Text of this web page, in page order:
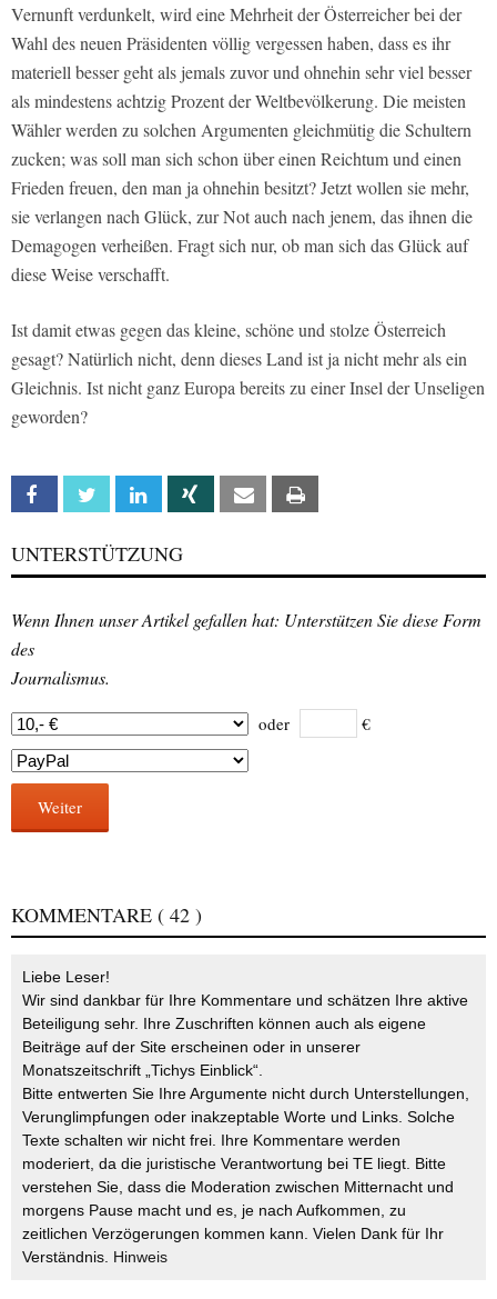
Vernunft verdunkelt, wird eine Mehrheit der Österreicher bei der
Wahl des neuen Präsidenten völlig vergessen haben, dass es ihr
materiell besser geht als jemals zuvor und ohnehin sehr viel besser
als mindestens achtzig Prozent der Weltbevölkerung. Die meisten
Wähler werden zu solchen Argumenten gleichmütig die Schultern
zucken; was soll man sich schon über einen Reichtum und einen
Frieden freuen, den man ja ohnehin besitzt? Jetzt wollen sie mehr,
sie verlangen nach Glück, zur Not auch nach jenem, das ihnen die
Demagogen verheißen. Fragt sich nur, ob man sich das Glück auf
diese Weise verschafft.
Ist damit etwas gegen das kleine, schöne und stolze Österreich
gesagt? Natürlich nicht, denn dieses Land ist ja nicht mehr als ein
Gleichnis. Ist nicht ganz Europa bereits zu einer Insel der Unseligen
geworden?
Facebook Twitter Linkedin Xing Email
UNTERSTÜTZUNG
Wenn Ihnen unser Artikel gefallen hat: Unterstützen Sie diese Form
des
Journalismus.
oder €
Weiter
KOMMENTARE ( 42 )
Liebe Leser!
Wir sind dankbar für Ihre Kommentare und schätzen Ihre aktive
Beteiligung sehr. Ihre Zuschriften können auch als eigene
Beiträge auf der Site erscheinen oder in unserer
Monatszeitschrift „Tichys Einblick“.
Bitte entwerten Sie Ihre Argumente nicht durch Unterstellungen,
Verunglimpfungen oder inakzeptable Worte und Links. Solche
Texte schalten wir nicht frei. Ihre Kommentare werden
moderiert, da die juristische Verantwortung bei TE liegt. Bitte
verstehen Sie, dass die Moderation zwischen Mitternacht und
morgens Pause macht und es, je nach Aufkommen, zu
zeitlichen Verzögerungen kommen kann. Vielen Dank für Ihr
Verständnis. Hinweis